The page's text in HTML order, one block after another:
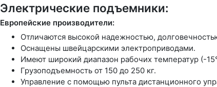
Электрические подъемники:
Европейские производители:
Отличаются высокой надежностью,
Оснащены швейцарскими электроприводами.
Имеют широкий диапазон рабочих температур (-
Грузоподъемность от 150 до 250 кг.
Управление с помощью пульта дистанционного